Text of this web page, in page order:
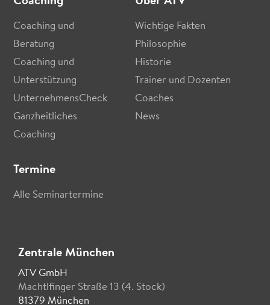
Coaching und
Beratung
Coaching und
Unterstützung
UnternehmensCheck
Ganzheitliches
Coaching
Termine
Alle Seminartermine
Wichtige Fakten
Philosophie
Historie
Trainer und Dozenten
Coaches
News
Zentrale München
ATV GmbH
Machtlfinger Straße 13 (4. Stock)
81379 München